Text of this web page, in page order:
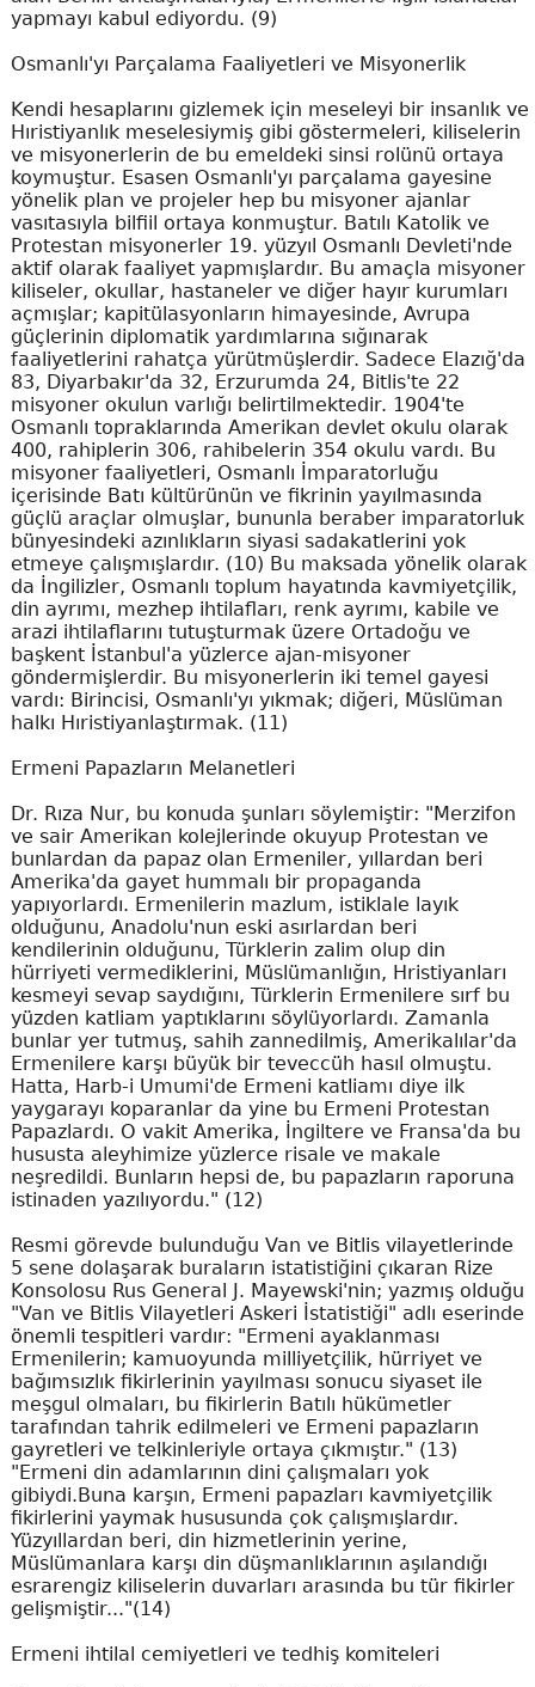
yapmayı kabul ediyordu. (9)
Osmanlı'yı Parçalama Faaliyetleri ve Misyonerlik
Kendi hesaplarını gizlemek için meseleyi bir insanlık ve
Hıristiyanlık meselesiymiş gibi göstermeleri, kiliselerin
ve misyonerlerin de bu emeldeki sinsi rolünü ortaya
koymuştur. Esasen Osmanlı'yı parçalama gayesine
yönelik plan ve projeler hep bu misyoner ajanlar
vasıtasıyla bilfiil ortaya konmuştur. Batılı Katolik ve
Protestan misyonerler 19. yüzyıl Osmanlı Devleti'nde
aktif olarak faaliyet yapmışlardır. Bu amaçla misyoner
kiliseler, okullar, hastaneler ve diğer hayır kurumları
açmışlar; kapitülasyonların himayesinde, Avrupa
güçlerinin diplomatik yardımlarına sığınarak
faaliyetlerini rahatça yürütmüşlerdir. Sadece Elazığ'da
83, Diyarbakır'da 32, Erzurumda 24, Bitlis'te 22
misyoner okulun varlığı belirtilmektedir. 1904'te
Osmanlı topraklarında Amerikan devlet okulu olarak
400, rahiplerin 306, rahibelerin 354 okulu vardı. Bu
misyoner faaliyetleri, Osmanlı İmparatorluğu
içerisinde Batı kültürünün ve fikrinin yayılmasında
güçlü araçlar olmuşlar, bununla beraber imparatorluk
bünyesindeki azınlıkların siyasi sadakatlerini yok
etmeye çalışmışlardır. (10) Bu maksada yönelik olarak
da İngilizler, Osmanlı toplum hayatında kavmiyetçilik,
din ayrımı, mezhep ihtilafları, renk ayrımı, kabile ve
arazi ihtilaflarını tutuşturmak üzere Ortadoğu ve
başkent İstanbul'a yüzlerce ajan-misyoner
göndermişlerdir. Bu misyonerlerin iki temel gayesi
vardı: Birincisi, Osmanlı'yı yıkmak; diğeri, Müslüman
halkı Hıristiyanlaştırmak. (11)
Ermeni Papazların Melanetleri
Dr. Rıza Nur, bu konuda şunları söylemiştir: "Merzifon
ve sair Amerikan kolejlerinde okuyup Protestan ve
bunlardan da papaz olan Ermeniler, yıllardan beri
Amerika'da gayet hummalı bir propaganda
yapıyorlardı. Ermenilerin mazlum, istiklale layık
olduğunu, Anadolu'nun eski asırlardan beri
kendilerinin olduğunu, Türklerin zalim olup din
hürriyeti vermediklerini, Müslümanlığın, Hristiyanları
kesmeyi sevap saydığını, Türklerin Ermenilere sırf bu
yüzden katliam yaptıklarını söylüyorlardı. Zamanla
bunlar yer tutmuş, sahih zannedilmiş, Amerikalılar'da
Ermenilere karşı büyük bir teveccüh hasıl olmuştu.
Hatta, Harb-i Umumi'de Ermeni katliamı diye ilk
yaygarayı koparanlar da yine bu Ermeni Protestan
Papazlardı. O vakit Amerika, İngiltere ve Fransa'da bu
hususta aleyhimize yüzlerce risale ve makale
neşredildi. Bunların hepsi de, bu papazların raporuna
istinaden yazılıyordu." (12)
Resmi görevde bulunduğu Van ve Bitlis vilayetlerinde
5 sene dolaşarak buraların istatistiğini çıkaran Rize
Konsolosu Rus General J. Mayewski'nin; yazmış olduğu
"Van ve Bitlis Vilayetleri Askeri İstatistiği" adlı eserinde
önemli tespitleri vardır: "Ermeni ayaklanması
Ermenilerin; kamuoyunda milliyetçilik, hürriyet ve
bağımsızlık fikirlerinin yayılması sonucu siyaset ile
meşgul olmaları, bu fikirlerin Batılı hükümetler
tarafından tahrik edilmeleri ve Ermeni papazların
gayretleri ve telkinleriyle ortaya çıkmıştır." (13)
"Ermeni din adamlarının dini çalışmaları yok
gibiydi.Buna karşın, Ermeni papazları kavmiyetçilik
fikirlerini yaymak hususunda çok çalışmışlardır.
Yüzyıllardan beri, din hizmetlerinin yerine,
Müslümanlara karşı din düşmanlıklarının aşılandığı
esrarengiz kiliselerin duvarları arasında bu tür fikirler
gelişmiştir..."(14)
Ermeni ihtilal cemiyetleri ve tedhiş komiteleri